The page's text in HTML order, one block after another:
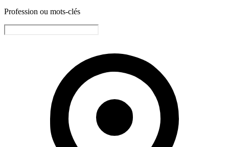
Profession ou mots-clés